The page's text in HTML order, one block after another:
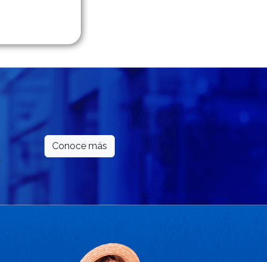
Conoce más